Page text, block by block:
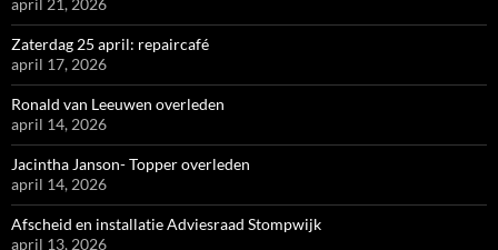
april 21, 2026
Zaterdag 25 april: repaircafé
april 17, 2026
Ronald van Leeuwen overleden
april 14, 2026
Jacintha Janson- Topper overleden
april 14, 2026
Afscheid en installatie Adviesraad Stompwijk
april 13, 2026